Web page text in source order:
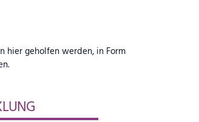
hier geholfen werden, in Form